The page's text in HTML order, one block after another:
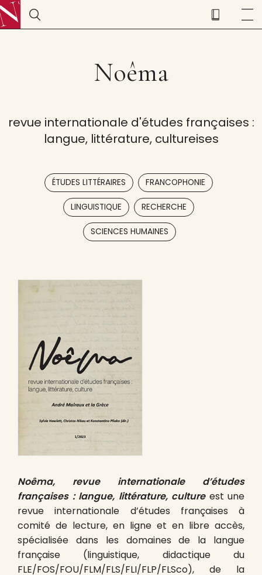
Noêma
revue internationale d'études françaises :
langue, littérature, cultureises
ÉTUDES LITTÉRAIRES FRANCOPHONIE
LINGUISTIQUE RECHERCHE
SCIENCES HUMAINES
Noêma, revue internationale d’études
françaises : langue, littérature, cultureest une
revue internationale d’études françaises à
comité de lecture, en ligne et en libre accès,
spécialisée dans les domaines de la langue
française (linguistique, didactique du
FLE/FOS/FOU/FLM/FLS/FLI/FLP/FLSco), de la